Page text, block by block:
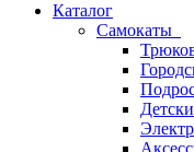
Каталог
Самокаты